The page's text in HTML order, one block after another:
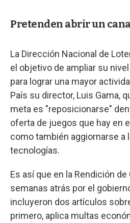
Pretenden abrir un
La Dirección Nacional de
el objetivo de ampliar su
para lograr una mayor
País su director, Luis Gama,
meta es "reposicionarse"
oferta de juegos que hay en
como también aggiornarse a
tecnologías.
Es así que en la Rendición
semanas atrás por el
incluyeron dos artículos
primero, aplica multas